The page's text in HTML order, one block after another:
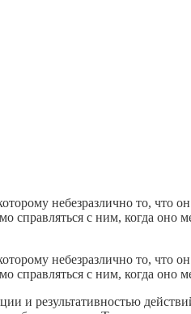
небезразлично то, что
справляться с ним, когда
небезразлично то, что
справляться с ним, когда оно
и результативностью